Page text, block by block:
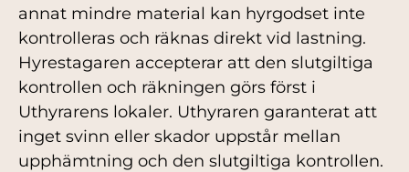
annat mindre material kan hyrgodset inte
kontrolleras och räknas direkt vid lastning.
Hyrestagaren accepterar att den slutgiltiga
kontrollen och räkningen görs först i
Uthyrarens lokaler. Uthyraren garanterat att
inget svinn eller skador uppstår mellan
upphämtning och den slutgiltiga kontrollen.